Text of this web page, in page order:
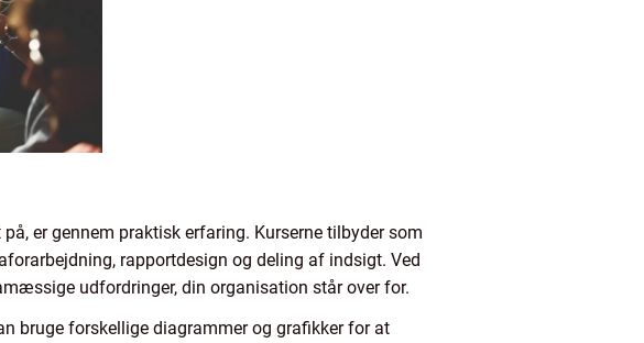
er gennem praktisk erfaring. Kurserne tilbyder som
rapportdesign og deling af indsigt. Ved
udfordringer, din organisation står over for.
bruge forskellige diagrammer og grafikker for at